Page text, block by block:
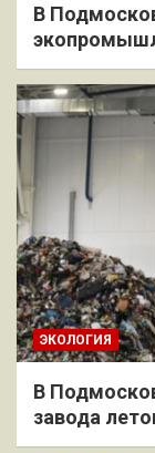
В
ЭКОЛОГИЯ
В
завода